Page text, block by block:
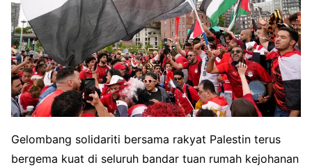
Gelombang solidariti bersama rakyat Palestin terus
bergema kuat di seluruh bandar tuan rumah kejohanan